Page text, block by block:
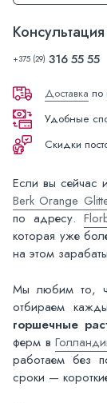
+375 (29) 316 55 55
Доставка по
Удобные
Скидки
Если вы сейчас
Berk Orange
по адресу.
которая уже
на этом
Мы любим то,
отбираем
горшечные
ферм в
работаем без
сроки —